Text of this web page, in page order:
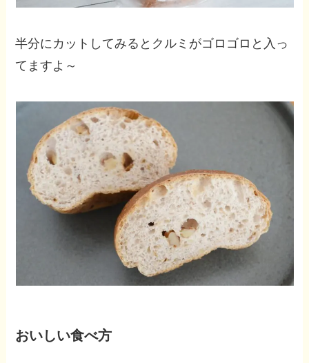
半分にカットしてみるとクルミがゴロゴロと入っ
てますよ～
おいしい食べ方